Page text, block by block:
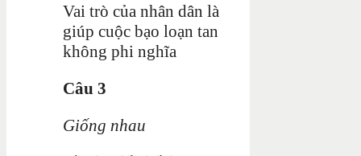
Vai trò của nhân dân là
giúp cuộc bạo loạn tan
không phi nghĩa
Câu 3
Giống nhau